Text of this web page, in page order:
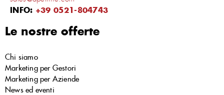
INFO: +39 0521-804743
Le nostre offerte
Chi siamo
Marketing per Gestori
Marketing per Aziende
News ed eventi